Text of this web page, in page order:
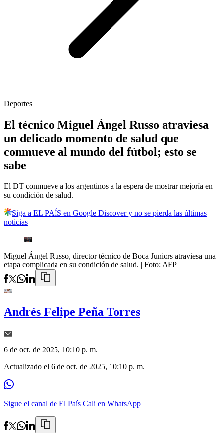
Deportes
El técnico Miguel Ángel Russo atraviesa
un delicado momento de salud que
conmueve al mundo del fútbol; esto se
sabe
El DT conmueve a los argentinos a la espera de mostrar mejoría en
su condición de salud.
Siga a EL PAÍS en Google Discover y no se pierda las últimas
noticias
Miguel Ángel Russo, director técnico de Boca Juniors atraviesa una
etapa complicada en su condición de salud. | Foto: AFP
Andrés Felipe Peña Torres
6 de oct. de 2025, 10:10 p. m.
Actualizado el 6 de oct. de 2025, 10:10 p. m.
Sigue el canal de El País Cali en WhatsApp